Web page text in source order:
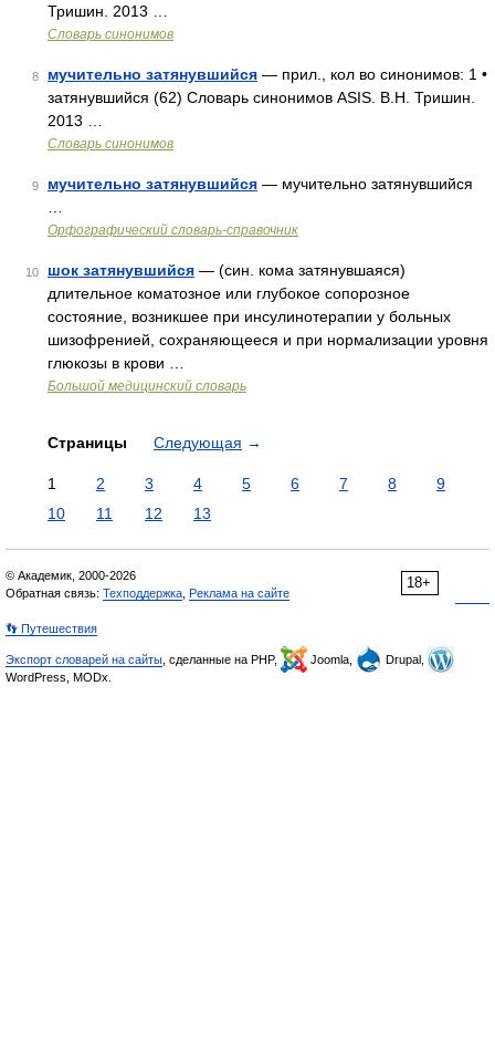
Тришин. 2013 …
Словарь синонимов
8 мучительно затянувшийся — прил., кол во синонимов: 1 •
затянувшийся (62) Словарь синонимов ASIS. В.Н. Тришин.
2013 …
Словарь синонимов
9 мучительно затянувшийся — мучительно затянувшийся
Орфографический словарь-справочник
10 шок затянувшийся — (син. кома затянувшаяся)
длительное коматозное или глубокое сопорозное
состояние, возникшее при инсулинотерапии у больных
шизофренией, сохраняющееся и при нормализации уровня
глюкозы в крови …
Большой медицинский словарь
Страницы Следующая →
1 2 3 4 5 6 7 8
9
10
11 12 13
18+
© Академик, 2000-2026
Обратная связь: Техподдержка Реклама на сайте
👣 Путешествия
Экспорт словарей на сайты , сделанные на PHP, Joomla,
Drupal,
WordPress, MODx.